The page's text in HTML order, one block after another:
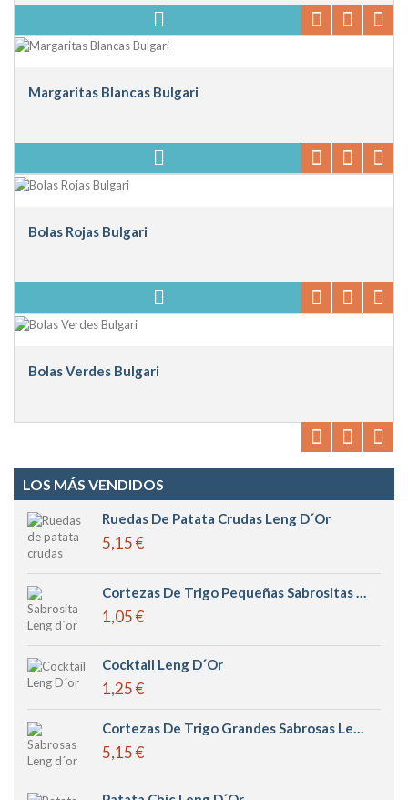
Margaritas Blancas Bulgari
Bolas Rojas Bulgari
Bolas Verdes Bulgari
LOS MÁS VENDIDOS
Ruedas De Patata Crudas Leng D´or
5,15 €
Cortezas De Trigo Pequeñas Sabrositas Leng D´or
1,05 €
Cocktail Leng D´or
1,25 €
Cortezas De Trigo Grandes Sabrosas Leng D´or
5,15 €